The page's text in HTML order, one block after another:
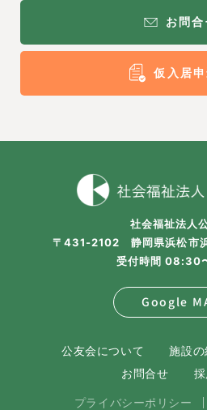
お問合
仮入居
社会福祉法人
〒431-2102 静岡県浜松市
受付時間 08:30
Google
公友会について 施設の
お問合せ
プライバシーポリシー